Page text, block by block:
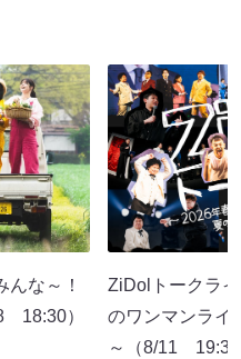
な～！
18:30）
ZiDolトークラ
のワンマンライ
～（8/11